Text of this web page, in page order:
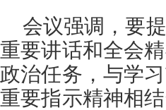
会议强调，要
重要讲话和全会
政治任务，与学
重要指示精神相